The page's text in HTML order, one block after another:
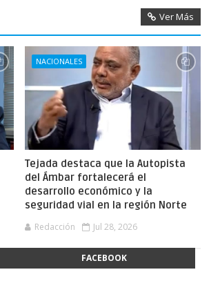
Ver Más
NACIONALES
Tejada destaca que la Autopista
del Ámbar fortalecerá el
desarrollo económico y la
seguridad vial en la región Norte
Redacción Jul 28, 2026
FACEBOOK